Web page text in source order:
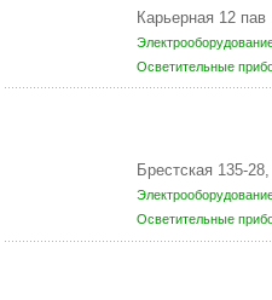
Карьерная 12
Осветительные
Брестская 135-
Осветительные